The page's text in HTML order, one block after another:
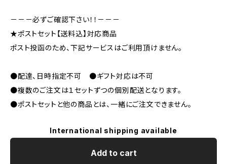
－－－必ずご確認下さい！！－－－
★ポストセット【送料込】対応商品
ポスト投函のため、下記サービスはご利用頂けません。
●配達、日時指定不可 ●ギフト対応は不可
●複数のご注文は１セットずつの個別配送となります。
●ポストセットと他の商品とは、一緒にご注文できません。
International shipping available
Add to cart